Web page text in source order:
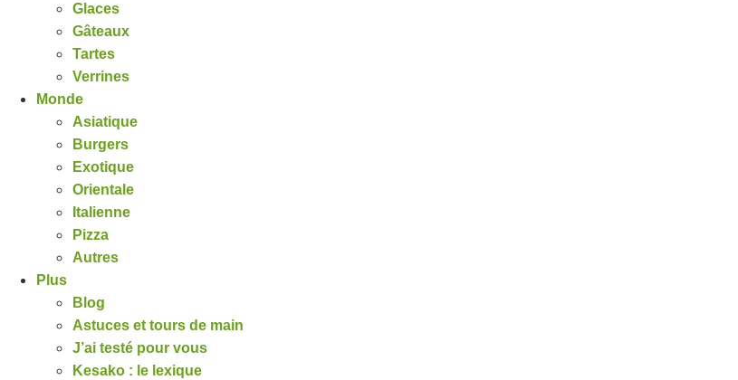
Glaces
Gâteaux
Tartes
Verrines
Monde
Asiatique
Burgers
Exotique
Orientale
Italienne
Pizza
Autres
Plus
Blog
Astuces et tours de main
J’ai testé pour vous
Kesako : le lexique